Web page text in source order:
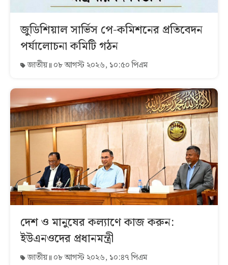
জুডিশিয়াল সার্ভিস পে-কমিশনের প্রতিবেদন
পর্যালোচনা কমিটি গঠন
জাতীয় ০৮ আগস্ট ২০২৬, ১০:৫০ পিএম
দেশ ও মানুষের কল্যাণে কাজ করুন:
ইউএনওদের প্রধানমন্ত্রী
জাতীয় ০৮ আগস্ট ২০২৬, ১০:৪৭ পিএম